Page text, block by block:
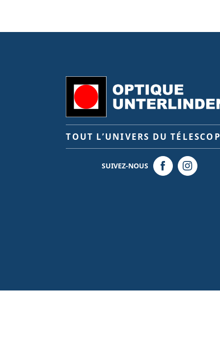
TOUT L’UNIVERS DU
SUIVEZ-NOUS